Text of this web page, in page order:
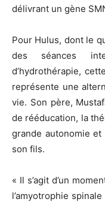
délivrant un gène
Pour Hulus, dont le
des séances
d’hydrothérapie,
représente une
vie. Son père,
de rééducation, la
grande autonomie
son fils.
« Il s’agit d’un
l’amyotrophie